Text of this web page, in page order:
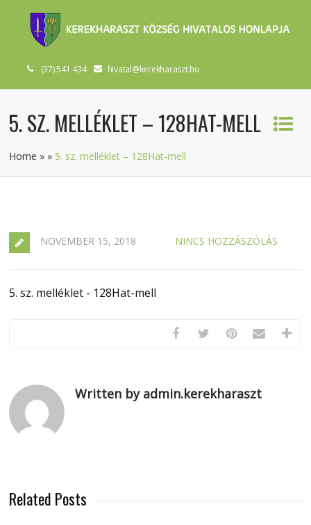
(37) 541 434 hivatal@kerekharaszt.hu
5. SZ. MELLÉKLET – 128HAT-MELL
Home » » 5. sz. melléklet – 128Hat-mell
NOVEMBER 15, 2018 NINCS HOZZÁSZÓLÁS
5. sz. melléklet - 128Hat-mell
Written by admin.kerekharaszt
Related Posts